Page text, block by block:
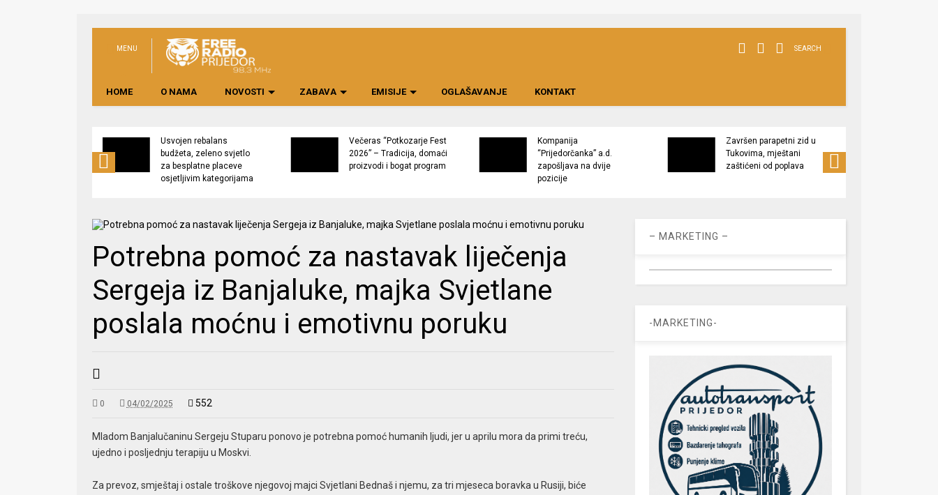
MENU SEARCH
HOME O NAMA NOVOSTI ZABAVA EMISIJE OGLAŠAVANJE KONTAKT
Usvojen rebalans
budžeta, zeleno svjetlo
za besplatne placeve
osjetljivim kategorijama
Večeras “Potkozarje Fest
2026” – Tradicija, domaći
proizvodi i bogat program
Kompanija
“Prijedorčanka” a.d.
zapošljava na dvije
pozicije
Završen parapetni zid u
Tukovima, mještani
zaštićeni od poplava
Potrebna pomoć za nastavak liječenja
Sergeja iz Banjaluke, majka Svjetlane
poslala moćnu i emotivnu poruku
0 04/02/2025 552
Mladom Banjalučaninu Sergeju Stuparu ponovo je potrebna pomoć humanih ljudi, jer u aprilu mora da primi treću,
ujedno i posljednju terapiju u Moskvi.
Za prevoz, smještaj i ostale troškove njegovoj majci Svjetlani Bednaš i njemu, za tri mjeseca boravka u Rusiji, biće
– MARKETING –
-MARKETING-